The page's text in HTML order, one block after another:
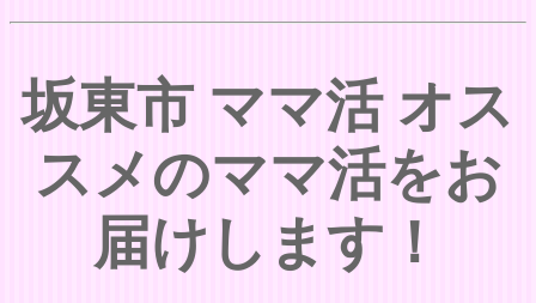
坂東市 ママ活 オス
スメのママ活をお
届けします！